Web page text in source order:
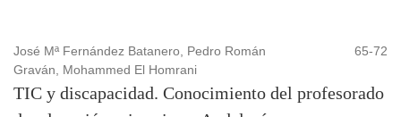
José Mª Fernández Batanero, Pedro Román
Graván, Mohammed El Homrani
65-72
TIC y discapacidad. Conocimiento del profesorado